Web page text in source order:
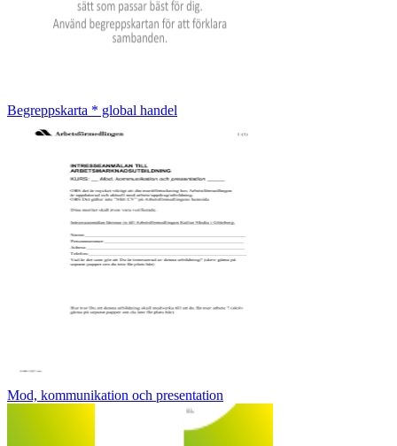
Begreppskarta * global handel
Mod, kommunikation och presentation